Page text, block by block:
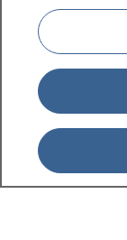
Om 1177
Kontakt